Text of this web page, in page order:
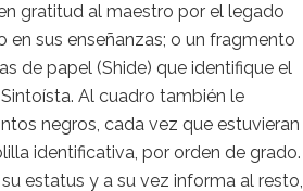
gratitud al maestro por el legado
en sus enseñanzas; o un fragmento
de papel (Shide) que identifique el
Al cuadro también le
negros, cada vez que estuvieran
identificativa, por orden de grado.
estatus y a su vez informa al resto,